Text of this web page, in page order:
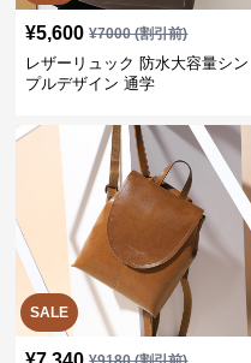
¥5,600 ¥7000(割引前)
レザーリュック 防水大容量シン
プルデザイン 通学
SALE